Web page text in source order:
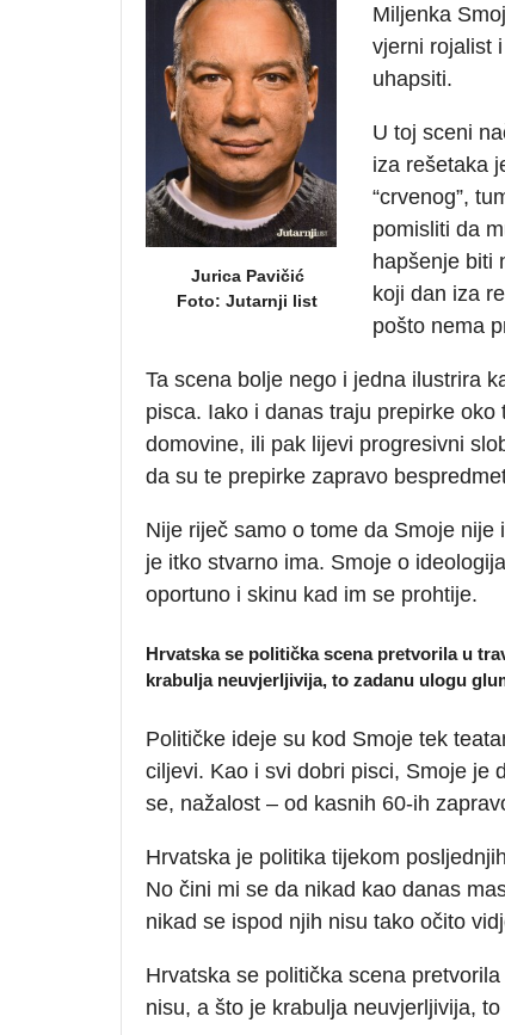
Jurica Pavičić
Foto: Jutarnji list
Miljenka
vjerni rojalist
uhapsiti.
U toj sceni
iza rešetaka
“crvenog”,
pomisliti da
hapšenje biti
koji dan iza
pošto nema
Ta scena bolje nego i jedna ilustrira
pisca. Iako i danas traju prepirke
domovine, ili pak lijevi progresivni
da su te prepirke zapravo
Nije riječ samo o tome da Smoje
je itko stvarno ima. Smoje o
oportuno i skinu kad im se prohtije.
Hrvatska se politička scena pretvorila u
krabulja neuvjerljivija, to zadanu ulogu
Političke ideje su kod Smoje tek
ciljevi. Kao i svi dobri pisci, Smoje je
se, nažalost – od kasnih 60-ih
Hrvatska je politika tijekom
No čini mi se da nikad kao danas
nikad se ispod njih nisu tako očito
Hrvatska se politička scena
nisu, a što je krabulja neuvjerljivija,